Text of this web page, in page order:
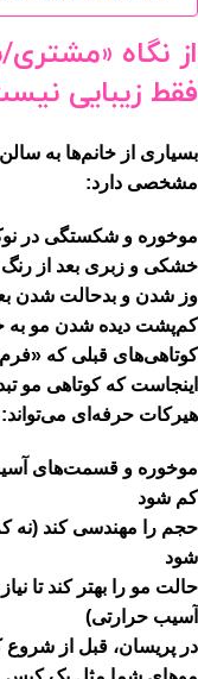
از نگاه
فقط زیبایی
بسیاری از خانم‌ها به
مشخصی دارد:
موخوره و شکستگی در
خشکی و زبری بعد از رنگ
وز شدن و بدحالت شدن
کم‌پشت دیده شدن مو به
کوتاهی‌های قبلی که
اینجاست که کوتاهی مو
هیرکات حرفه‌ای می‌تواند:
موخوره و قسمت‌های
کم شود
حجم را مهندسی کند (نه
شود
حالت مو را بهتر کند تا
آسیب حرارتی)
در پریسان، قبل از